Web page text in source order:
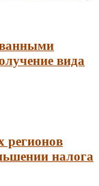
вида
регионов
налога